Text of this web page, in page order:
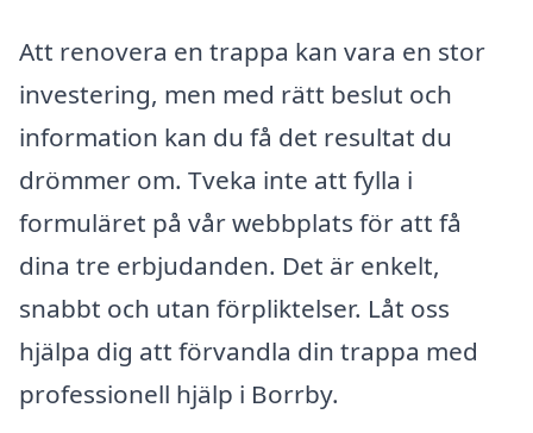
Att renovera en trappa kan vara en stor
investering, men med rätt beslut och
information kan du få det resultat du
drömmer om. Tveka inte att fylla i
formuläret på vår webbplats för att få
dina tre erbjudanden. Det är enkelt,
snabbt och utan förpliktelser. Låt oss
hjälpa dig att förvandla din trappa med
professionell hjälp i Borrby.